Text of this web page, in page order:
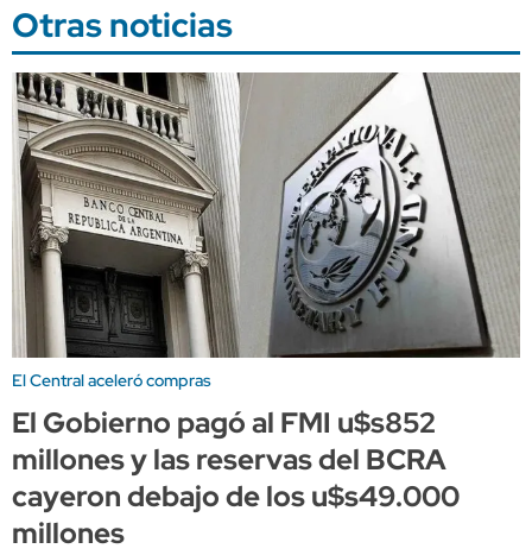
Otras noticias
El Central aceleró compras
El Gobierno pagó al FMI u$s852
millones y las reservas del BCRA
cayeron debajo de los u$s49.000
millones